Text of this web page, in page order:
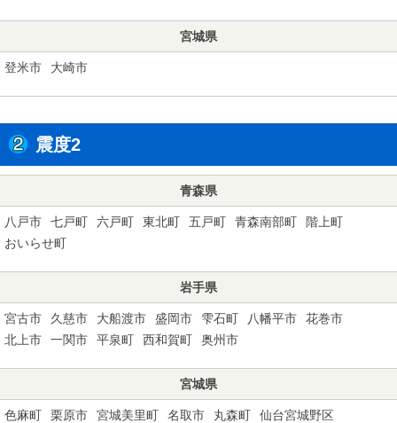
宮城県
登米市 大崎市
震度2
青森県
八戸市 七戸町 六戸町 東北町 五戸町 青森南部町
階上町
おいらせ町
岩手県
宮古市 久慈市 大船渡市 盛岡市 雫石町 八幡平市
花巻市
北上市
一関市 平泉町 西和賀町 奥州市
宮城県
色麻町 栗原市 宮城美里町 名取市 丸森町
仙台宮城野区